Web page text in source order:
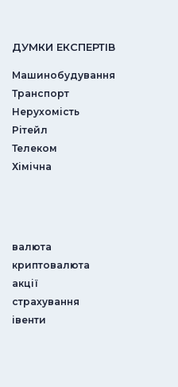
ДУМКИ ЕКСПЕРТIВ
Машинобудування
Транспорт
Нерухомість
Рітейл
Телеком
Хімічна
валюта
криптовалюта
акції
страхування
iвенти